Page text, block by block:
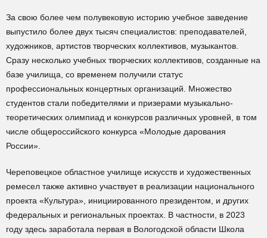
За свою более чем полувековую историю учебное заведение
выпустило более двух тысяч специалистов: преподавателей,
художников, артистов творческих коллективов, музыкантов.
Сразу несколько учебных творческих коллективов, созданные на
базе училища, со временем получили статус
профессиональных концертных организаций. Множество
студентов стали победителями и призерами музыкально-
теоретических олимпиад и конкурсов различных уровней, в том
числе общероссийского конкурса «Молодые дарования
России».
Череповецкое областное училище искусств и художественных
ремесел также активно участвует в реализации национального
проекта «Культура», инициированного президентом, и других
федеральных и региональных проектах. В частности, в 2023
году здесь заработала первая в Вологодской области Школа